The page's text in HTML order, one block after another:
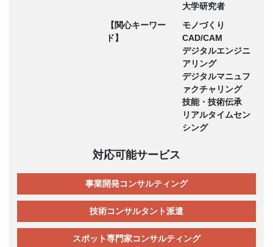
大学研究者
【関心キーワー
ド】
モノづくり
CAD/CAM
デジタルエンジニ
アリング
デジタルマニュフ
ァクチャリング
技能・技術伝承
リアルタイムセン
シング
対応可能サービス
事業開発コンサルティング
技術コンサルタント派遣
スポット専門家コンサルティング